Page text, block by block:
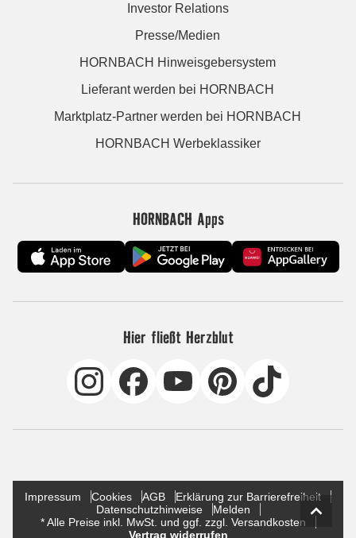
Investor Relations
Presse/Medien
HORNBACH Hinweisgebersystem
Lieferant werden bei HORNBACH
Marktplatz-Partner werden bei HORNBACH
HORNBACH Werbeklassiker
HORNBACH Apps
Hier fließt Herzblut
Impressum Cookies AGB
Erklärung zur Barrierefreiheit
Datenschutzhinweise
Melden
* Alle Preise inkl. MwSt. und ggf. zzgl. Versandkosten
Vertrag widerrufen